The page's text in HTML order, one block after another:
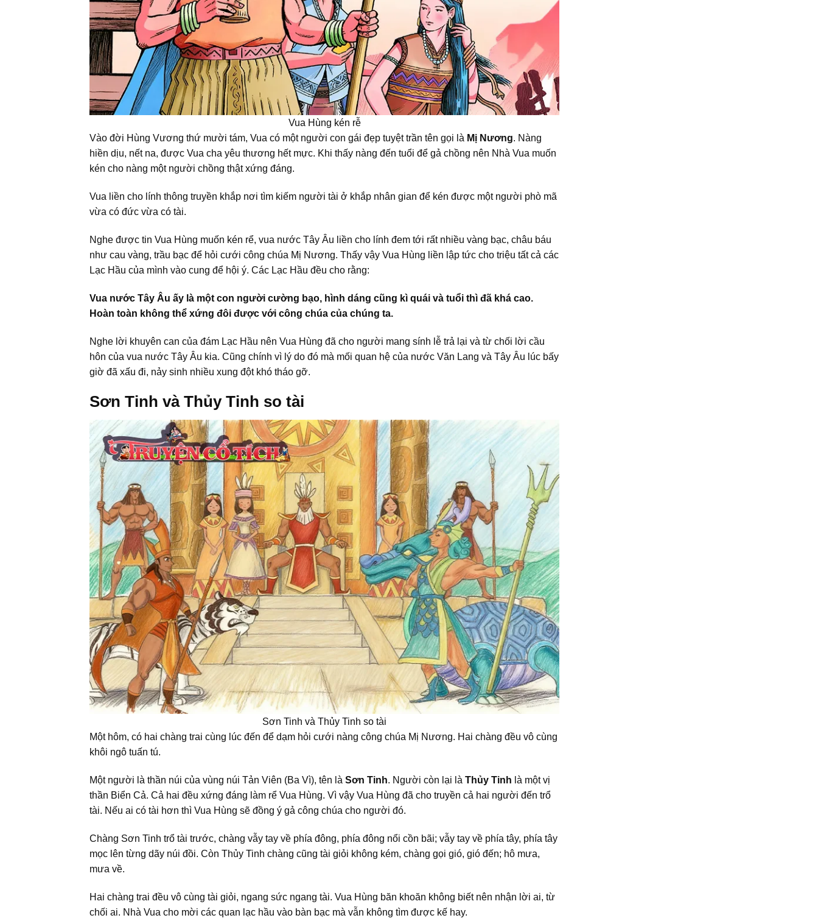
Vua Hùng kén rễ
Vào đời Hùng Vương thứ mười tám, Vua có một người con gái đẹp tuyệt trần tên gọi là Mị Nương. Nàng
hiền dịu, nết na, được Vua cha yêu thương hết mực. Khi thấy nàng đến tuổi để gả chồng nên Nhà Vua muốn
kén cho nàng một người chồng thật xứng đáng.
Vua liền cho lính thông truyền khắp nơi tìm kiếm người tài ở khắp nhân gian để kén được một người phò mã
vừa có đức vừa có tài.
Nghe được tin Vua Hùng muốn kén rể, vua nước Tây Âu liền cho lính đem tới rất nhiều vàng bạc, châu báu
như cau vàng, trầu bạc để hỏi cưới công chúa Mị Nương. Thấy vậy Vua Hùng liền lập tức cho triệu tất cả các
Lạc Hầu của mình vào cung để hội ý. Các Lạc Hầu đều cho rằng:
Vua nước Tây Âu ấy là một con người cường bạo, hình dáng cũng kì quái và tuổi thì đã khá cao.
Hoàn toàn không thể xứng đôi được với công chúa của chúng ta.
Nghe lời khuyên can của đám Lạc Hầu nên Vua Hùng đã cho người mang sính lễ trả lại và từ chối lời cầu
hôn của vua nước Tây Âu kia. Cũng chính vì lý do đó mà mối quan hệ của nước Văn Lang và Tây Âu lúc bấy
giờ đã xấu đi, nảy sinh nhiều xung đột khó tháo gỡ.
Sơn Tinh và Thủy Tinh so tài
Sơn Tinh và Thủy Tinh so tài
Một hôm, có hai chàng trai cùng lúc đến để dạm hỏi cưới nàng công chúa Mị Nương. Hai chàng đều vô cùng
khôi ngô tuấn tú.
Một người là thần núi của vùng núi Tản Viên (Ba Vì), tên là Sơn Tinh. Người còn lại là Thủy Tinh là một vị
thần Biển Cả. Cả hai đều xứng đáng làm rể Vua Hùng. Vì vậy Vua Hùng đã cho truyền cả hai người đến trổ
tài. Nếu ai có tài hơn thì Vua Hùng sẽ đồng ý gả công chúa cho người đó.
Chàng Sơn Tinh trổ tài trước, chàng vẫy tay về phía đông, phía đông nổi cồn bãi; vẫy tay về phía tây, phía tây
mọc lên từng dãy núi đồi. Còn Thủy Tinh chàng cũng tài giỏi không kém, chàng gọi gió, gió đến; hô mưa,
mưa về.
Hai chàng trai đều vô cùng tài giỏi, ngang sức ngang tài. Vua Hùng băn khoăn không biết nên nhận lời ai, từ
chối ai. Nhà Vua cho mời các quan lạc hầu vào bàn bạc mà vẫn không tìm được kế hay.